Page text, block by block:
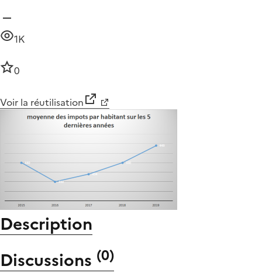
1K
0
Voir la réutilisation
Description
Discussions (0)